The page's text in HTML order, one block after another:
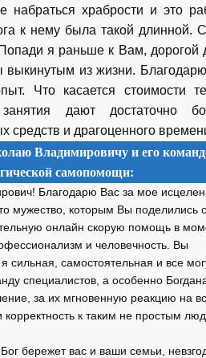
набраться храбрости и это
к нему была такой длинной.
я раньше к Вам, дорогой
выкинутым из жизни.
Что касается стоимости
дают достаточно
средств и драгоценного
Владимировичу и его
самопомощи:
Благодарю Вас за мое
мужество, которым Вы поделились
онлайн скорую помощь в
и человечность. Вы
сильная, самостоятельная и все
специалистов, а особенно
за их мгновенную реакцию на
к таким не простым
бережет вас и ваши семьи,